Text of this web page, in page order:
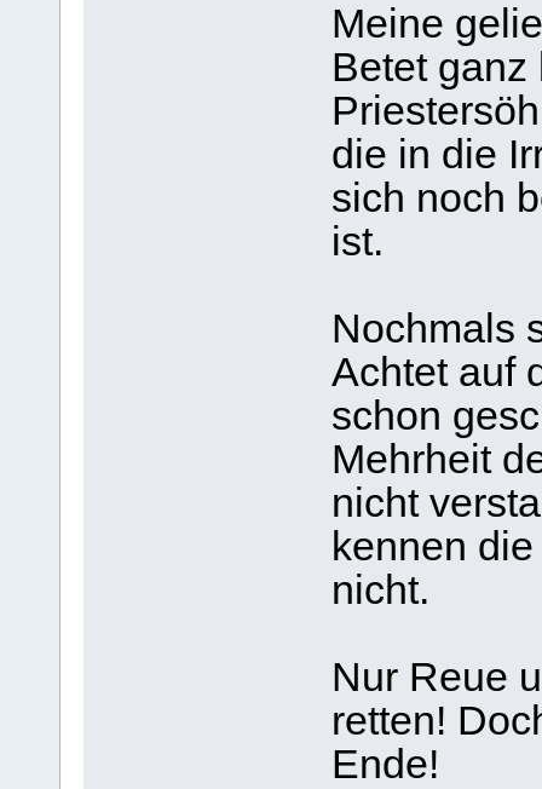
Meine
Betet ganz
die in die
sich noch
ist.
Nochmals
Achtet auf
schon
Mehrheit
nicht
kennen
nicht.
Nur Reue
retten!
Ende!